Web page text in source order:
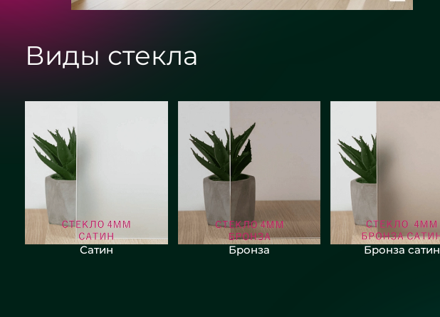
Виды стекла
Сатин Бронза Бронза сатин